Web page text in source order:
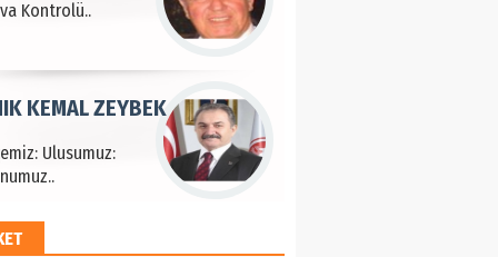
Kontrolü..
Ulusumuz:
KEMAL ZEYBEK
HAYRİ PEKER